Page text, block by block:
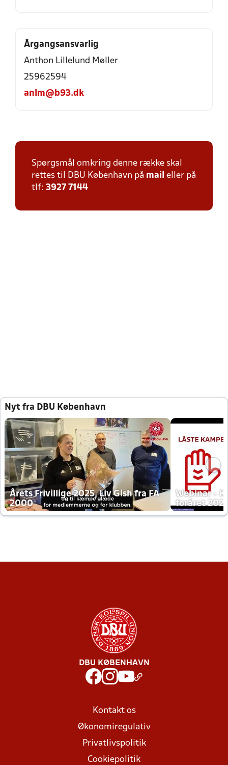
Årgangsansvarlig
Anthon Lillelund Møller
25962594
anlm@b93.dk
Spørgsmål omkring denne række skal
rettes til DBU København på mail eller på
tlf: 3927 7144
Nyt fra DBU København
Årets Frivillige 2025, Liv Gish fra FA
2000
Webinar -
foråret
DBU KØBENHAVN
Kontakt os
Økonomiregulativ
Privatlivspolitik
Cookiepolitik